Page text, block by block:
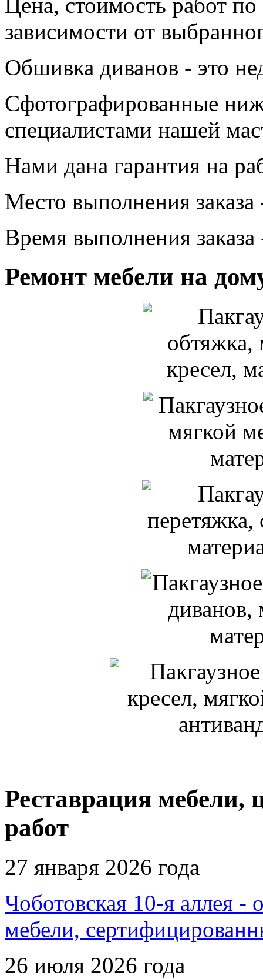
зависимости от
Обшивка диванов - это
Сфотографированные
специалистами нашей
Нами дана гарантия на
Место выполнения
Время выполнения
Ремонт мебели на
Реставрация мебели,
работ
27 января 2026 года
Чоботовская 10-я аллея -
мебели,
26 июля 2026 года